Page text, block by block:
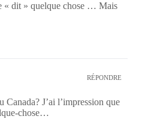
« dit » quelque chose … Mais
RÉPONDRE
Canada? J’ai l’impression que
chose…